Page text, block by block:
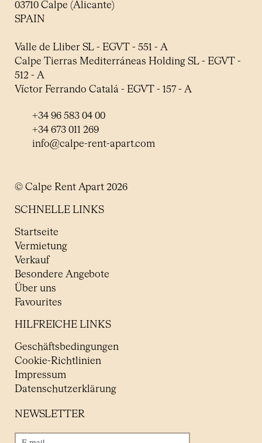
03710 Calpe (Alicante)
SPAIN
Valle de Lliber SL - EGVT - 551 - A
Calpe Tierras Mediterráneas Holding SL - EGVT -
512 - A
Víctor Ferrando Catalá - EGVT - 157 - A
+34 96 583 04 00
+34 673 011 269
info@calpe-rent-apart.com
© Calpe Rent Apart 2026
SCHNELLE LINKS
Startseite
Vermietung
Verkauf
Besondere Angebote
Über uns
Favourites
HILFREICHE LINKS
Geschäftsbedingungen
Cookie-Richtlinien
Impressum
Datenschutzerklärung
NEWSLETTER